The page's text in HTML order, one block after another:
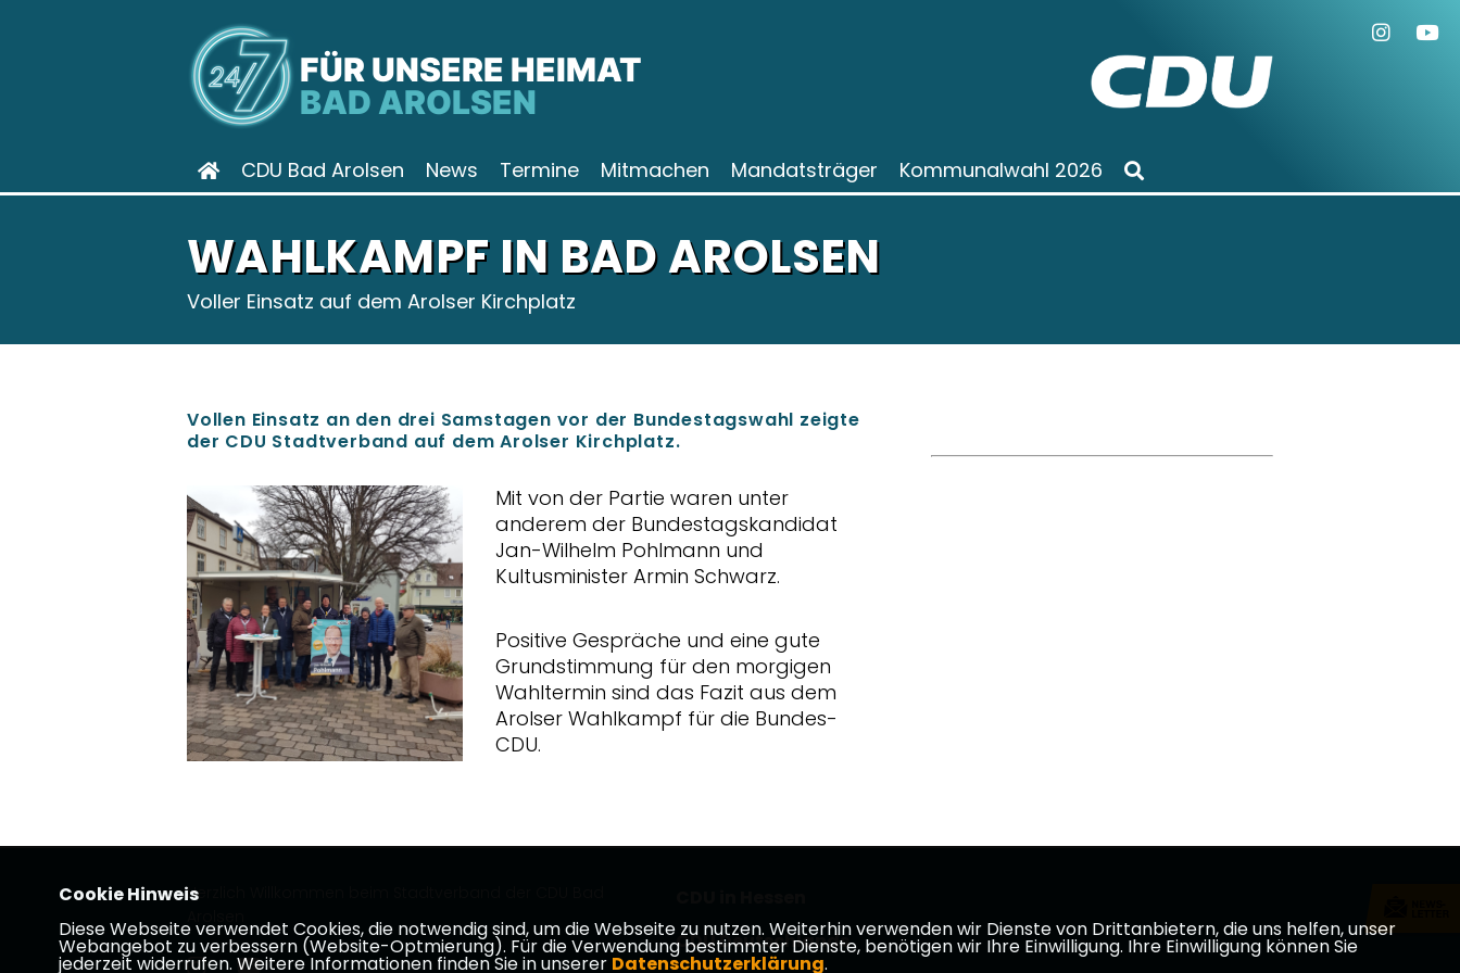
FÜR UNSERE HEIMAT
BAD AROLSEN
CDU Bad Arolsen News Termine Mitmachen Mandatsträger Kommunalwahl 2026
WAHLKAMPF IN BAD AROLSEN
Voller Einsatz auf dem Arolser Kirchplatz
Vollen Einsatz an den drei Samstagen vor der Bundestagswahl zeigte
der CDU Stadtverband auf dem Arolser Kirchplatz.
Mit von der Partie waren unter
anderem der Bundestagskandidat
Jan-Wilhelm Pohlmann und
Kultusminister Armin Schwarz.
Positive Gespräche und eine gute
Grundstimmung für den morgigen
Wahltermin sind das Fazit aus dem
Arolser Wahlkampf für die Bundes-
CDU.
Herzlich Willkommen beim Stadtverband der CDU Bad
CDU Deutschlands
Cookie Hinweis
Diese Webseite verwendet Cookies, die notwendig sind, um die Webseite zu nutzen. Weiterhin verwenden wir Dienste von Drittanbietern, die uns helfen, unser
Webangebot zu verbessern (Website-Optmierung). Für die Verwendung bestimmter Dienste, benötigen wir Ihre Einwilligung. Ihre Einwilligung können Sie
jederzeit widerrufen. Weitere Informationen finden Sie in unserer Datenschutzerklärung.